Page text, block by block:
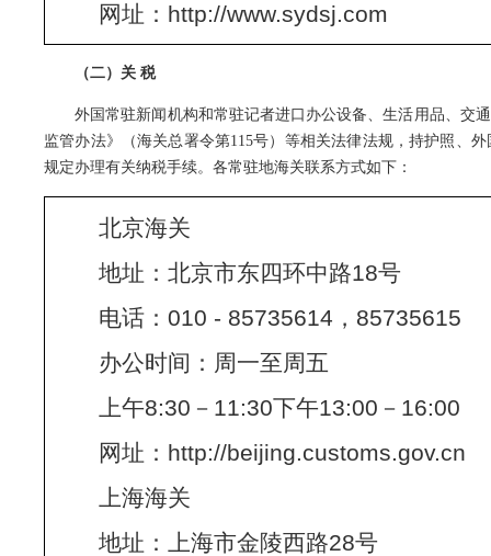
网址：http://www.sydsj.com
（二）关 税
外国常驻新闻机构和常驻记者进口办公设备、生活用品、交通
监管办法》（海关总署令第115号）等相关法律法规，持护照、
规定办理有关纳税手续。各常驻地海关联系方式如下：
北京海关
地址：北京市东四环中路18号
电话：010 - 85735614，85735615
办公时间：周一至周五
上午8:30－11:30下午13:00－16:00
网址：http://beijing.customs.gov.cn
上海海关
地址：上海市金陵西路28号